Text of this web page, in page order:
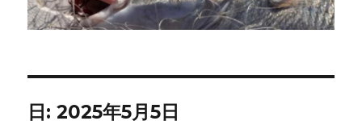
日:2025年5月5日